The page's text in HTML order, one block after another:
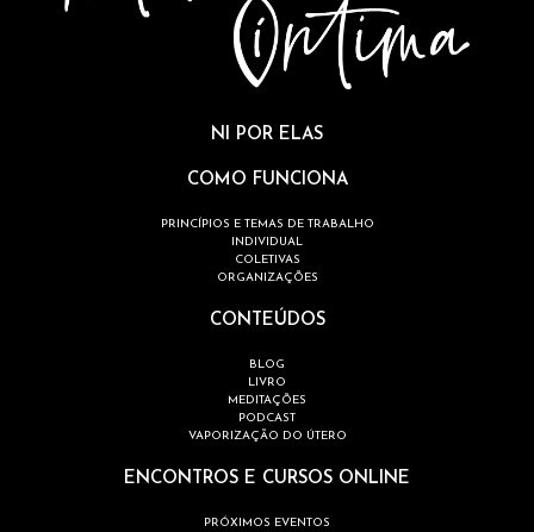
NI POR ELAS
COMO FUNCIONA
PRINCÍPIOS E TEMAS DE TRABALHO
INDIVIDUAL
COLETIVAS
ORGANIZAÇÕES
CONTEÚDOS
BLOG
LIVRO
MEDITAÇÕES
PODCAST
VAPORIZAÇÃO DO ÚTERO
ENCONTROS E CURSOS ONLINE
PRÓXIMOS EVENTOS